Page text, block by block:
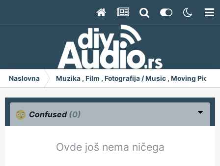
Naslovna Muzika , Film , Fotografija / Music , Moving
Confused (0)
Ovde još nema ničega